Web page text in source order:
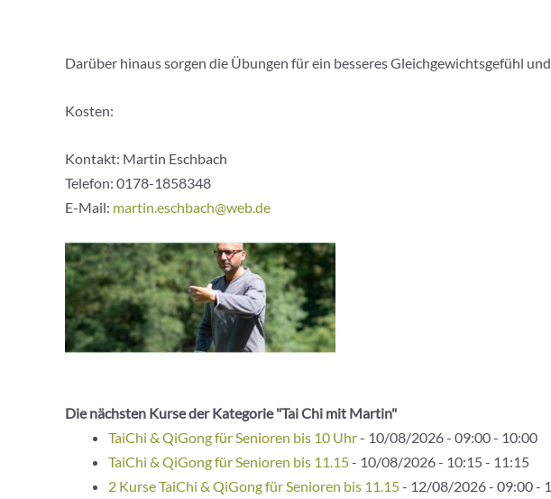
Darüber hinaus sorgen die Übungen für ein besseres Gleichgewichtsgefühl
Kosten:
Kontakt: Martin Eschbach
Telefon: 0178-1858348
E-Mail: martin.eschbach@web.de
Die nächsten Kurse der Kategorie "Tai Chi mit Martin"
TaiChi & QiGong für Senioren bis 10 Uhr- 10/08/2026 - 09:00 - 10:00
TaiChi & QiGong für Senioren bis 11.15- 10/08/2026 - 10:15 - 11:15
2 Kurse TaiChi & QiGong für Senioren bis 11.15- 12/08/2026 - 09:00 -